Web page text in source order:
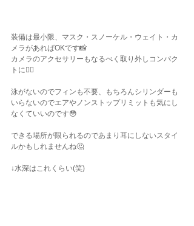
装備は最小限、マスク・スノーケル・ウェイト・カ
メラがあればOKです📸
カメラのアクセサリーもなるべく取り外しコンパク
トに👍🏽
泳がないのでフィンも不要、もちろんシリンダーも
いらないのでエアやノンストップリミットも気にし
なくていいのです😳
できる場所が限られるのであまり耳にしないスタイ
ルかもしれませんね🤔
↓水深はこれくらい(笑)